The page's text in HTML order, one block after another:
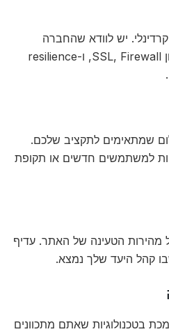
יש לוודא שהחברה
מספקת פתרונות אבטחה כגון SSL, Firewall, ו-resilience
שמתאימים לתקציב שלכם.
למשתמשים חדשים או תקופת
מהירות הטעינה של האתר. עדיף
קהל היעד שלך נמצא.
בטכנולוגיות שאתם מתכוונים